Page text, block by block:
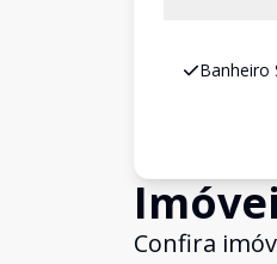
Banheiro
Confira